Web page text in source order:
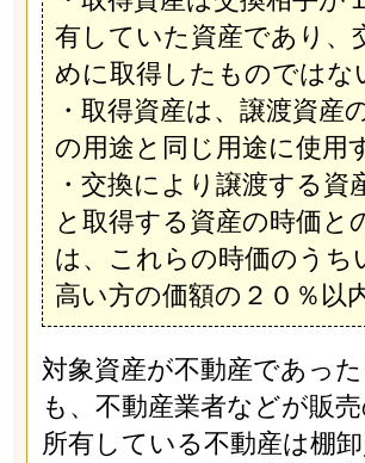
有していた資産であり、
めに取得したものではな
・取得資産は、譲渡資産
の用途と同じ用途に使用
・交換により譲渡する資
と取得する資産の時価と
は、これらの時価のうち
高い方の価額の２０％以
対象資産が不動産であっ
も、不動産業者などが販
所有している不動産は棚